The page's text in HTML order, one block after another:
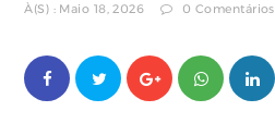
À(s) : Maio 18, 2026 0 Comentários